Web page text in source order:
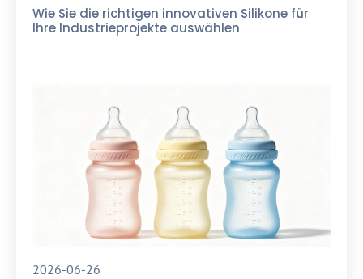
Wie Sie die richtigen innovativen Silikone für
Ihre Industrieprojekte auswählen
2026-06-26